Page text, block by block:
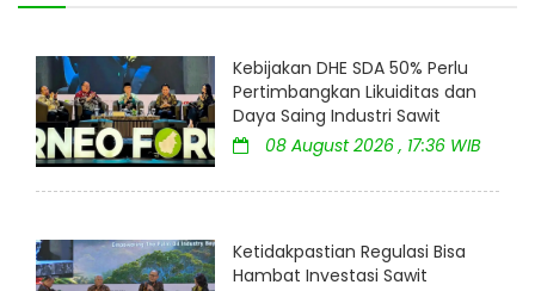
Kebijakan DHE SDA 50% Perlu
Pertimbangkan Likuiditas dan
Daya Saing Industri Sawit
08 August 2026 , 17:36 WIB
Ketidakpastian Regulasi Bisa
Hambat Investasi Sawit